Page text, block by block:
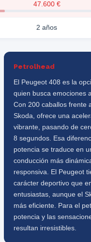
47.600 €
2 años
Petrolhead
El Peugeot 408 es la
quien busca emociones
Con 200 caballos frente
Skoda, ofrece una
vibrante, pasando de
8 segundos. Esa
potencia se traduce en
conducción más
responsiva. El Peugeot
carácter deportivo que
entusiastas, aunque el
más eficiente. Para el
potencia y las
resultan irresistibles.